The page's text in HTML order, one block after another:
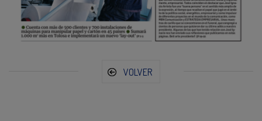
VOLVER